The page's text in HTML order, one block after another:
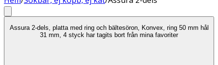
Assura 2-dels, platta med ring och bältesöron, Konvex, ring 50 mm hål
31 mm, 4 styck har tagits bort från mina favoriter